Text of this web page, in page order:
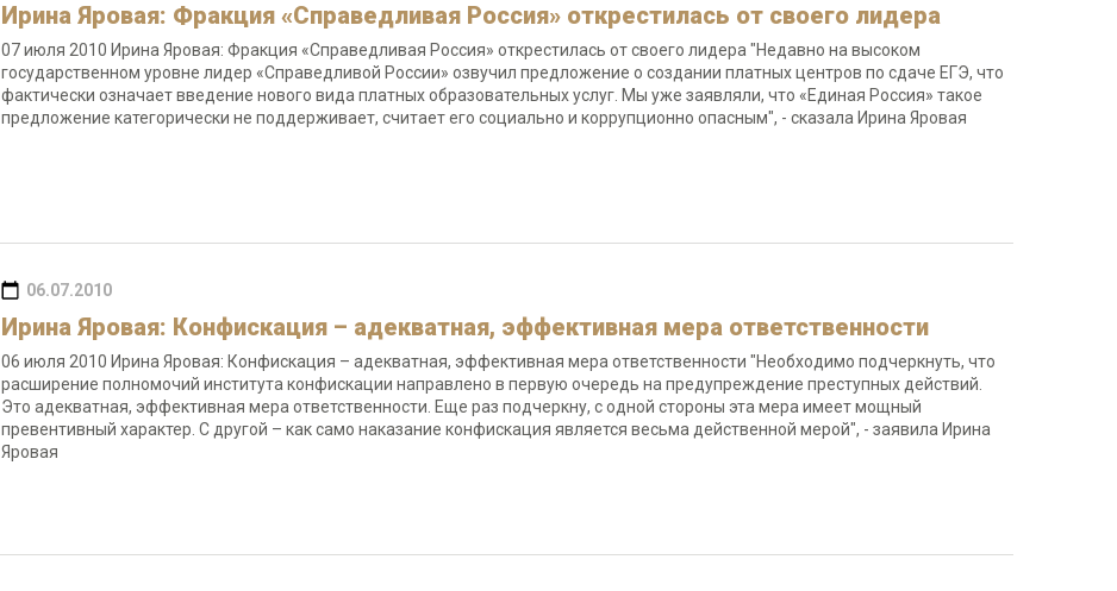
Ирина Яровая: Фракция «Справедливая Россия» открестилась от своего лидера
07 июля 2010 Ирина Яровая: Фракция «Справедливая Россия» открестилась от своего лидера "Недавно на высоком
государственном уровне лидер «Справедливой России» озвучил предложение о создании платных центров по сдаче ЕГЭ, что
фактически означает введение нового вида платных образовательных услуг. Мы уже заявляли, что «Единая Россия» такое
предложение категорически не поддерживает, считает его социально и коррупционно опасным", - сказала Ирина Яровая
06.07.2010
Ирина Яровая: Конфискация – адекватная, эффективная мера ответственности
06 июля 2010 Ирина Яровая: Конфискация – адекватная, эффективная мера ответственности "Необходимо подчеркнуть, что
расширение полномочий института конфискации направлено в первую очередь на предупреждение преступных действий.
Это адекватная, эффективная мера ответственности. Еще раз подчеркну, с одной стороны эта мера имеет мощный
превентивный характер. С другой – как само наказание конфискация является весьма действенной мерой", - заявила Ирина
Яровая